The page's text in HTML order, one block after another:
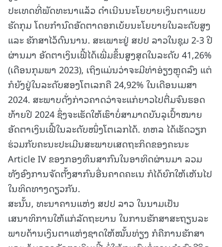
ປະເທດທີ່ພັດທະນາແລ້ວ ດໍາເນີນນະໂຍບາຍເງິນຕາແບບ
ຮັດກຸມ ໂດຍກໍານົດອັດຕາດອກເບ້ຍນະໂຍບາຍໃນລະດັບສູງ
ແລະ ຮັກສາໄວ້ດົນນານ. ສະເພາະຢູ່ ສປປ ລາວໃນຊຸມ 2-3 ປີ
ຜ່ານມາ ອັດຕາເງິນເຟີ້ໄດ້ເພີ່ມຂຶ້ນສູງສຸດໃນລະດັບ 41,26%
(ເດືອນກຸມພາ 2023), ເຖິງແມ່ນວ່າຈະມີທ່າອ່ຽງຫຼຸດລົງ ແຕ່
ກໍຍັງຢູ່ໃນລະດັບສອງໂຕເລກຄື 24,92% ໃນເດືອນເມສາ
2024. ສະພາບດັ່ງກ່າວຄາດວ່າຈະແກ່ຍາວໄປຕື່ມຈົນຮອດ
ທ້າຍປີ 2024 ຊຶ່ງຈະເຮັດໃຫ້ເຮົາບໍ່ສາມາດບັນລຸເປົ້າໝາຍ
ອັດຕາເງິນເຟີ້ໃນລະດັບໜຶ່ງໂຕເລກໄດ້. ທຫລ ໄດ້ເຮັດວຽກ
ຮ່ວມກັບຄະນະປະເມີນສະພາບເສດຖະກິດຂອງຄະນະ
Article IV ຂອງກອງທຶນສາກົນໃນອາທິດຜ່ານມາ ລວມ
ທັງອົງການຈັດຕັ້ງສາກົນອື່ນຄາດຄະເນ ກໍໄດ້ຍົກໃຫ້ເຫັນໄປ
ໃນທິດທາງດຽວກັນ.
ສະນັ້ນ, ທະນາຄານແຫ່ງ ສປປ ລາວ ໃນນາມເປັນ
ເສນາທິການໃຫ້ແກ່ລັດຖະບານ ໃນການຮັກສາສະຖຽນລະ
ພາບດ້ານເງິນຕາແຫ່ງຊາດໃຫ້ໝັ້ນທ່ຽງ ກໍຄືການຮັກສາ